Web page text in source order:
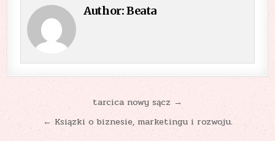
Author:Beata
Nawigacja
wpisu
tarcica nowy sącz →
← Ksiązki o biznesie, marketingu i rozwoju.